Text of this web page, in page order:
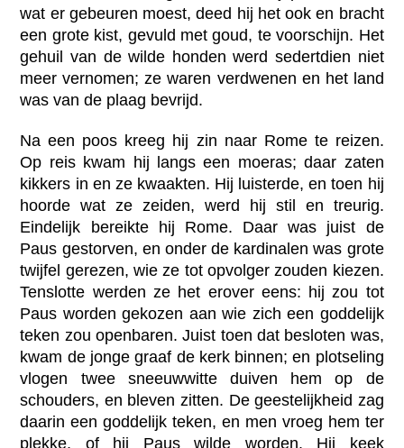
wat er gebeuren moest, deed hij het ook en bracht
een grote kist, gevuld met goud, te voorschijn. Het
gehuil van de wilde honden werd sedertdien niet
meer vernomen; ze waren verdwenen en het land
was van de plaag bevrijd.
Na een poos kreeg hij zin naar Rome te reizen.
Op reis kwam hij langs een moeras; daar zaten
kikkers in en ze kwaakten. Hij luisterde, en toen hij
hoorde wat ze zeiden, werd hij stil en treurig.
Eindelijk bereikte hij Rome. Daar was juist de
Paus gestorven, en onder de kardinalen was grote
twijfel gerezen, wie ze tot opvolger zouden kiezen.
Tenslotte werden ze het erover eens: hij zou tot
Paus worden gekozen aan wie zich een goddelijk
teken zou openbaren. Juist toen dat besloten was,
kwam de jonge graaf de kerk binnen; en plotseling
vlogen twee sneeuwwitte duiven hem op de
schouders, en bleven zitten. De geestelijkheid zag
daarin een goddelijk teken, en men vroeg hem ter
plekke, of hij Paus wilde worden. Hij keek